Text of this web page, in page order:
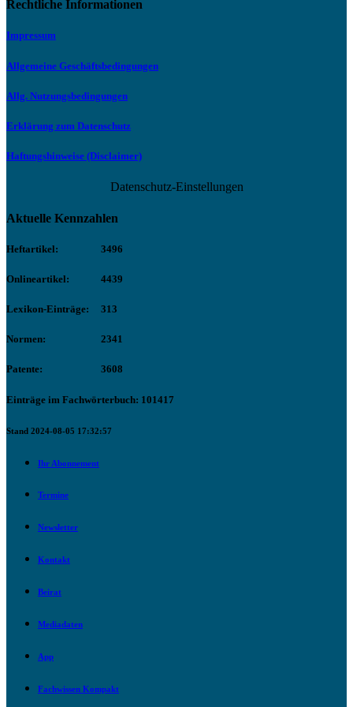
Rechtliche Informationen
Impressum
Allgemeine Geschäftsbedingungen
Allg. Nutzungsbedingungen
Erklärung zum Datenschutz
Haftungshinweise (Disclaimer)
Datenschutz-Einstellungen
Aktuelle Kennzahlen
Heftartikel: 3496
Onlineartikel: 4439
Lexikon-Einträge: 313
Normen: 2341
Patente: 3608
Einträge im Fachwörterbuch: 101417
Stand 2024-08-05 17:32:57
Ihr Abonnement
Termine
Newsletter
Kontakt
Beirat
Mediadaten
App
Fachwissen Kompakt